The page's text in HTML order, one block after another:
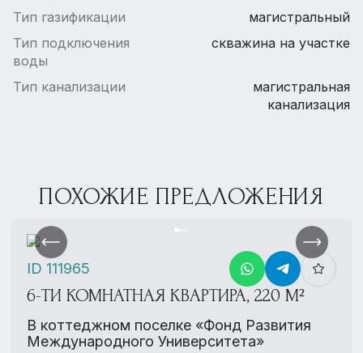
Тип газификации
магистральный
Тип подключения
воды
скважина на участке
Тип канализации
магистральная
канализация
ПОХОЖИЕ ПРЕДЛОЖЕНИЯ
6-ТИ КОМНАТНАЯ КВАРТИРА, 220 М²
В коттеджном поселке «Фонд Развития
Международного Университета»
ID 111965